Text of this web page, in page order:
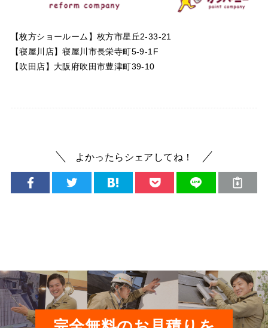
【枚方ショールーム】枚方市星丘2-33-21
【寝屋川店】寝屋川市長栄寺町5-9-1F
【吹田店】大阪府吹田市豊津町39-10
よかったらシェアしてね！